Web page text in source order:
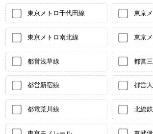
東京メトロ千代田線 東京
東京メトロ南北線 東京
都営浅草線 都営
都営新宿線 都営
都電荒川線 北総